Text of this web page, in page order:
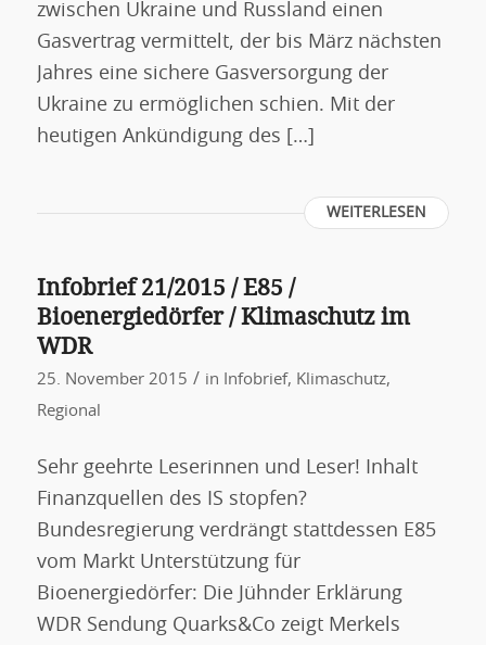
zwischen Ukraine und Russland einen
Gasvertrag vermittelt, der bis März nächsten
Jahres eine sichere Gasversorgung der
Ukraine zu ermöglichen schien. Mit der
heutigen Ankündigung des […]
WEITERLESEN
Infobrief 21/2015 / E85 /
Bioenergiedörfer / Klimaschutz im
WDR
25. November 2015 / in Infobrief, Klimaschutz,
Regional
Sehr geehrte Leserinnen und Leser! Inhalt
Finanzquellen des IS stopfen?
Bundesregierung verdrängt stattdessen E85
vom Markt Unterstützung für
Bioenergiedörfer: Die Jühnder Erklärung
WDR Sendung Quarks&Co zeigt Merkels